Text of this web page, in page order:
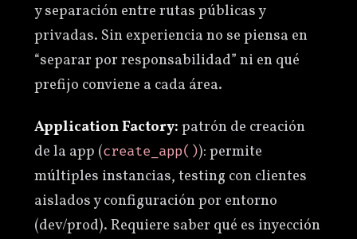
y separación entre rutas públicas y
privadas. Sin experiencia no se piensa en
“separar por responsabilidad” ni en qué
prefijo conviene a cada área.
Application Factory:patrón de creación
de la app (create_app()): permite
múltiples instancias, testing con clientes
aislados y configuración por entorno
(dev/prod). Requiere saber qué es inyección